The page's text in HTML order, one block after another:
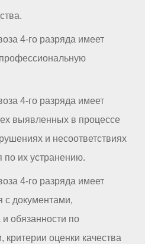
4-го разряда имеет
4-го разряда имеет
выявленных в процессе
и несоответствиях
по их устранению.
4-го разряда имеет
с документами,
обязанности по
оценки качества